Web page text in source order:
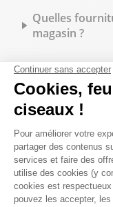
Quelles
magasin ?
Bureau Vallée
spécifiques
Quels sont
magasin
Est-il possible
retirer sa